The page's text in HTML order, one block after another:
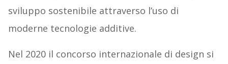
sviluppo sostenibile attraverso l’uso di
moderne tecnologie additive.
Nel 2020 il concorso internazionale di design si